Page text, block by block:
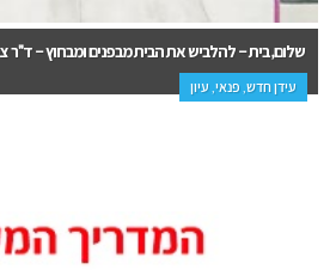
שלום, בית – להלביש את הבית מבפנים ומבחוץ – ד"ר
עידן חדש, פנאי, עיון